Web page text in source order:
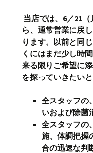
当店では、 6／21
ら、通常営業に戻
ります。以前と同
くにはまだ少し時
来る限りご希望に
を探っていきたい
全スタッフの
いおよび除菌
全スタッフの
施、体調把握
合の迅速な判